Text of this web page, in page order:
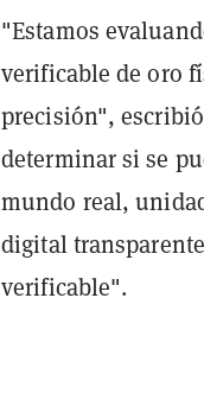
"Estamos
verificable de oro
precisión",
determinar si se
mundo real,
digital
verificable".